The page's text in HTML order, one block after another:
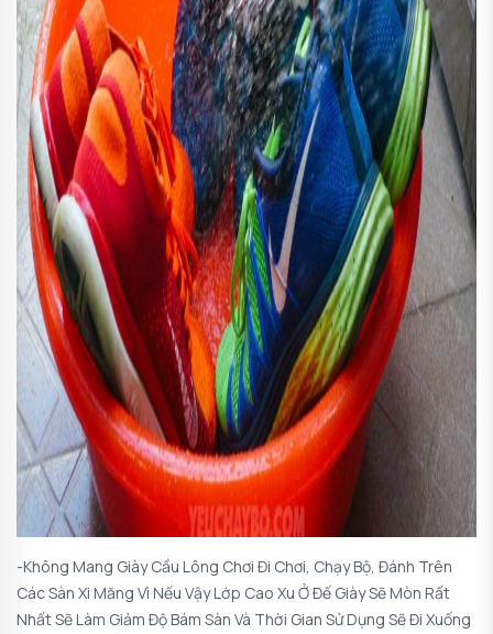
-Không Mang Giày Cầu Lông Chơi Đi Chơi, Chạy Bộ, Đánh Trên
Các Sàn Xi Măng Vì Nếu Vậy Lớp Cao Xu Ở Đế Giày Sẽ Mòn Rất
Nhất Sẽ Làm Giảm Độ Bám Sàn Và Thời Gian Sử Dụng Sẽ Đi Xuống